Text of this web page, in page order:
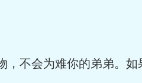
不会为难你的弟弟。如